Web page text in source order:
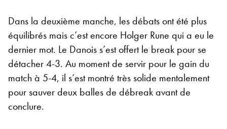
Dans la deuxième manche, les débats ont été plus
équilibrés mais c’est encore Holger Rune qui a eu le
dernier mot. Le Danois s’est offert le break pour se
détacher 4-3. Au moment de servir pour le gain du
match à 5-4, il s’est montré très solide mentalement
pour sauver deux balles de débreak avant de
conclure.